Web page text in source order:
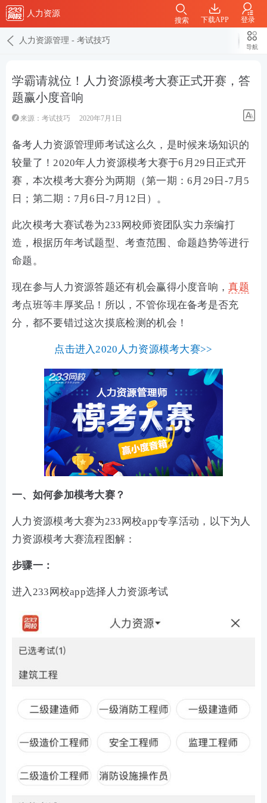
人力资源
下载APP 登录
搜索
人力资源管理 - 考试技巧
导航
学霸请就位！人力资源模考大赛正式开赛，答
题赢小度音响
来源： 考试技巧 2020年7月1日
备考人力资源管理师考试这么久，是时候来场知识的
较量了！2020年人力资源模考大赛于6月29日正式开
赛，本次模考大赛分为两期（第一期：6月29日-7月5
日；第二期：7月6日-7月12日）。
此次模考大赛试卷为233网校师资团队实力亲编打
造，根据历年考试题型、考查范围、命题趋势等进行
命题。
现在参与人力资源答题还有机会赢得小度音响，真题
考点班等丰厚奖品！所以，不管你现在备考是否充
分，都不要错过这次摸底检测的机会！
点击进入2020人力资源模考大赛>>
一、如何参加模考大赛？
人力资源模考大赛为233网校app专享活动，以下为人
力资源模考大赛流程图解：
步骤一：
进入233网校app选择人力资源考试